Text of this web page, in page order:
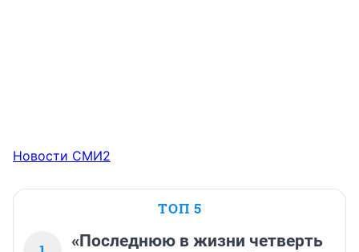
Новости СМИ2
ТОП 5
«Последнюю в жизни четверть